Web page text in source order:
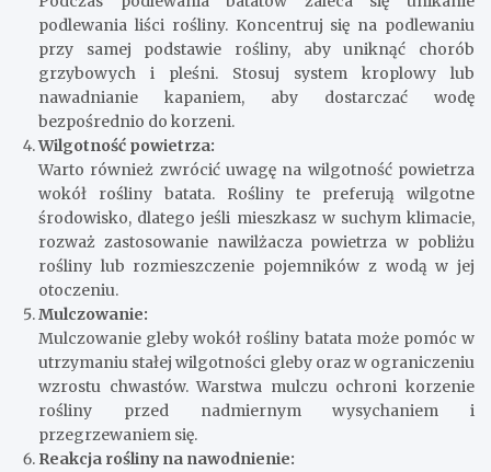
podlewania liści rośliny. Koncentruj się na podlewaniu
przy samej podstawie rośliny, aby uniknąć chorób
grzybowych i pleśni. Stosuj system kroplowy lub
nawadnianie kapaniem, aby dostarczać wodę
bezpośrednio do korzeni.
Wilgotność powietrza:
Warto również zwrócić uwagę na wilgotność powietrza
wokół rośliny batata. Rośliny te preferują wilgotne
środowisko, dlatego jeśli mieszkasz w suchym klimacie,
rozważ zastosowanie nawilżacza powietrza w pobliżu
rośliny lub rozmieszczenie pojemników z wodą w jej
otoczeniu.
Mulczowanie:
Mulczowanie gleby wokół rośliny batata może pomóc w
utrzymaniu stałej wilgotności gleby oraz w ograniczeniu
wzrostu chwastów. Warstwa mulczu ochroni korzenie
rośliny przed nadmiernym wysychaniem i
przegrzewaniem się.
Reakcja rośliny na nawodnienie: